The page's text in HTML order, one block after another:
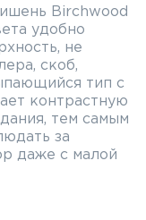
Birchwood
удобно
не
скоб,
тип с
контрастную
тем самым
за
даже с малой